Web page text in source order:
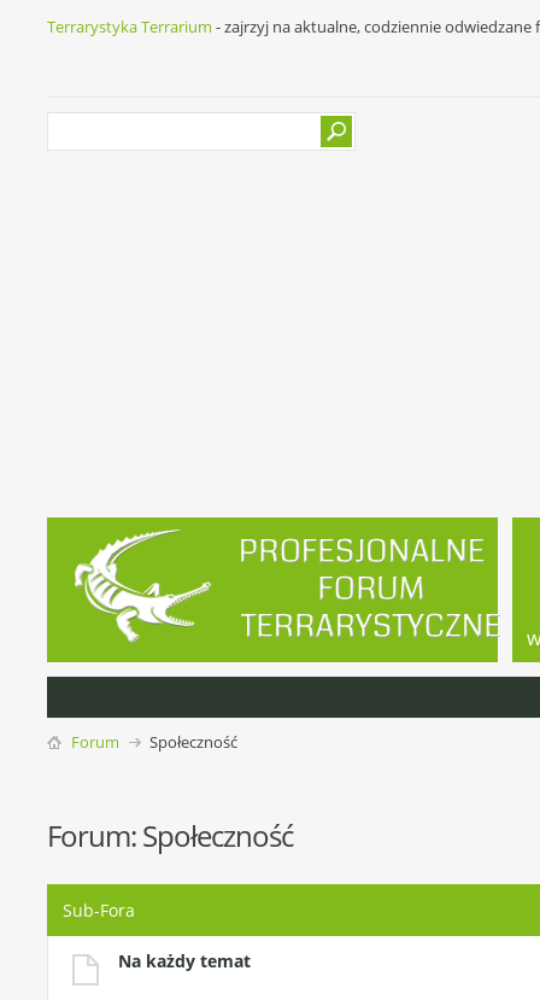
Terrarystyka Terrarium - zajrzyj na aktualne, codziennie
Forum Społeczność
Forum:Społeczność
Sub-Fora
Na każdy temat